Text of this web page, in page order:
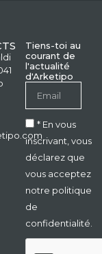
Tiens-toi au
courant de
l'actualité
d'Arketipo
* En vous
inscrivant, vous
déclarez que
vous acceptez
notre politique
de
confidentialité.